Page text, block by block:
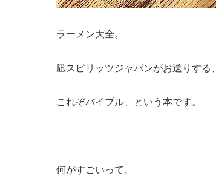
ラーメン大全。
凪スピリッツジャパンがお送りする、
これぞバイブル、という本です。
何がすごいって、